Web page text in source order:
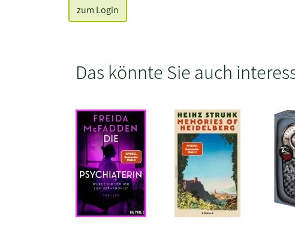
zum Login
Das könnte Sie auch